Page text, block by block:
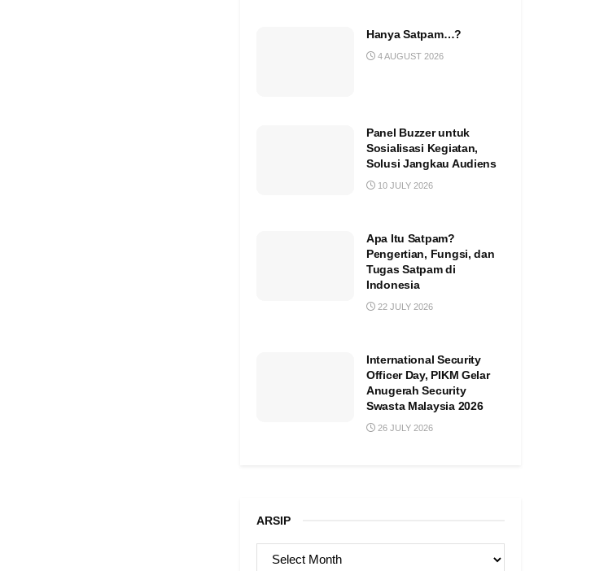
Hanya Satpam…?
4 AUGUST 2026
Panel Buzzer untuk
Sosialisasi Kegiatan,
Solusi Jangkau Audiens
10 JULY 2026
Apa Itu Satpam?
Pengertian, Fungsi, dan
Tugas Satpam di
Indonesia
22 JULY 2026
International Security
Officer Day, PIKM Gelar
Anugerah Security
Swasta Malaysia 2026
26 JULY 2026
ARSIP
ARSIP